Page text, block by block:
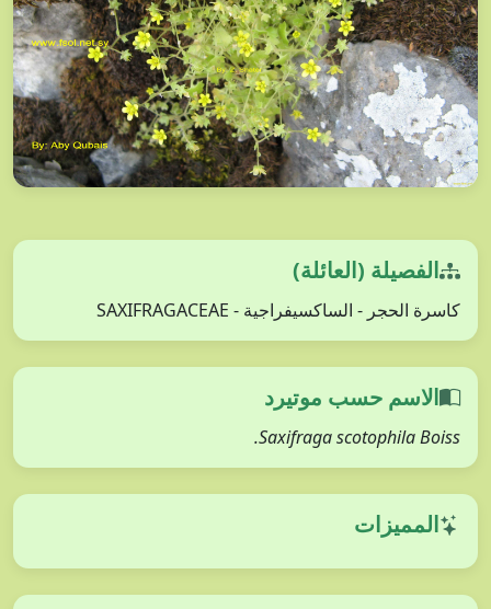
الفصيلة (العائلة)
كاسرة الحجر - الساكسيفراجية - SAXIFRAGACEAE
الاسم حسب موتيرد
Saxifraga scotophila Boiss.
المميزات